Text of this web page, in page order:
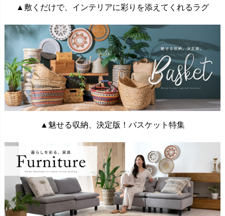
▲敷くだけで、インテリアに彩りを添えてくれるラグ
▲魅せる収納、決定版！バスケット特集